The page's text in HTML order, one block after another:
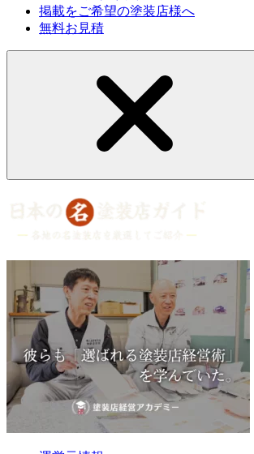
掲載をご希望の塗装店様へ
無料お見積